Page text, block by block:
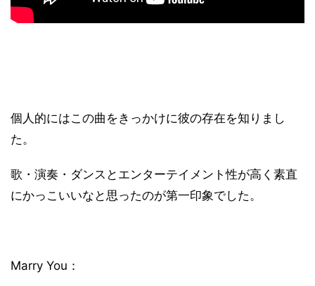
個人的にはこの曲をきっかけに彼の存在を知りまし
た。
歌・演奏・ダンスとエンターテイメント性が高く素直
にかっこいいなと思ったのが第一印象でした。
Marry You：